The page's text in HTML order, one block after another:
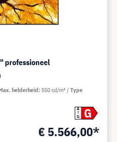
professioneel
A
G
G
€ 5.566,00*
helderheid 550 cd/m²
Type